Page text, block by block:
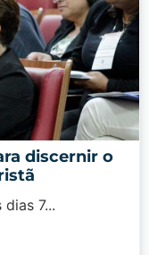
discernir o
7...